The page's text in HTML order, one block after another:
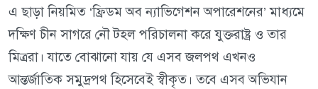
এ ছাড়া নিয়মিত ‘ফ্রিডম অব ন্যাভিগেশন অপারেশনের’ মাধ্যমে
দক্ষিণ চীন সাগরে নৌ টহল পরিচালনা করে যুক্তরাষ্ট্র ও তার
মিত্ররা। যাতে বোঝানো যায় যে এসব জলপথ এখনও
আন্তর্জাতিক সমুদ্রপথ হিসেবেই স্বীকৃত। তবে এসব অভিযান